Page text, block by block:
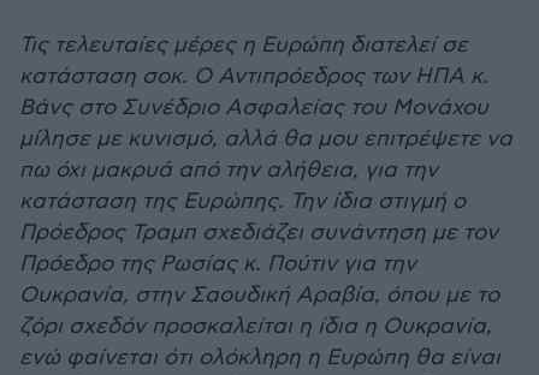
Τις τελευταίες μέρες η Ευρώπη διατελεί σε
κατάσταση σοκ. Ο Αντιπρόεδρος των ΗΠΑ κ.
Βάνς στο Συνέδριο Ασφαλείας του Μονάχου
μίλησε με κυνισμό, αλλά θα μου επιτρέψετε να
πω όχι μακρυά από την αλήθεια, για την
κατάσταση της Ευρώπης. Την ίδια στιγμή ο
Πρόεδρος Τραμπ σχεδιάζει συνάντηση με τον
Πρόεδρο της Ρωσίας κ. Πούτιν για την
Ουκρανία, στην Σαουδική Αραβία, όπου με το
ζόρι σχεδόν προσκαλείται η ίδια η Ουκρανία,
ενώ φαίνεται ότι ολόκληρη η Ευρώπη θα είναι